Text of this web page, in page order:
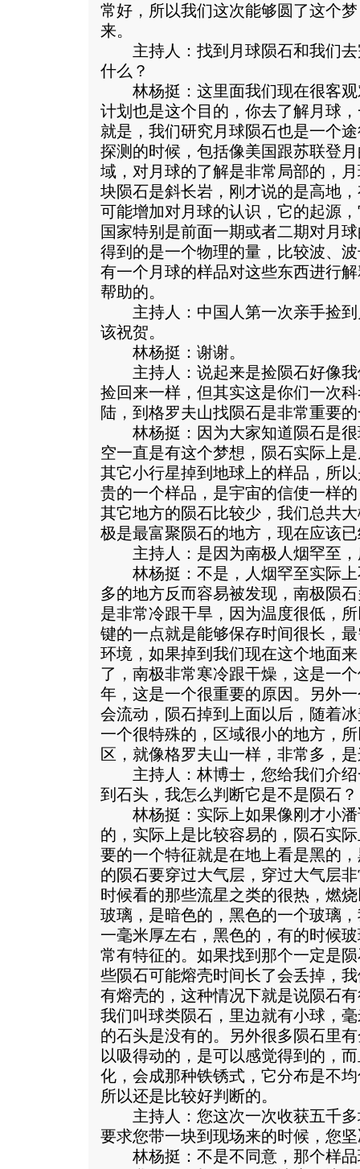
常好，所以我们这次能够圆了这个
来。
主持人：找到月球陨石和我们去
什么？
林杨挺：这里面我们现在很客观
计划也是这个目的，你去了解月球
就是，我们研究月球陨石也是一个
探测的时候，包括像美国跟苏联登
域，对月球的了解是非常局部的，
块陨石是斜长岩，刚才说的是高地
可能增加对月球的认识，它的起源
国家特别是前面一期或者二期对月
得到的是一个物理的量，比较波、
有一个月球的样品对这些东西进行
帮助的。
主持人：中国人第一次亲手捡到
该祝贺。
林杨挺：谢谢。
主持人：说起来是捡陨石好像我
捡回来一样，但其实这是你们一次
陆，到格罗夫山找陨石是非常重要
林杨挺：因为大家知道陨石是很
空一直是有这个梦想，陨石实际上
其它小行星掉到地球上的样品，所
贵的一个样品，是宇宙的信使一样
其它地方的陨石比较少，我们总共
极是最富聚陨石的地方，现在应该
主持人：是因为南极人烟罕至，
林杨挺：不是，人烟罕至实际上
多的地方反而容易被发现，南极陨
是非常冷跟干旱，因为温度很低，
键的一点就是能够保存时间很长，
环境，如果掉到我们现在这个地面
了，南极非常寒冷跟干燥，这是一
年，这是一个很重要的原因。另外
会流动，陨石掉到上面以后，随着
一个很特殊的，区域很小的地方，
区，就像格罗夫山一样，非常多，
主持人：林博士，您给我们介绍
到石头，我怎么判断它是不是陨石？
林杨挺：实际上如果像刚才小潘
的，实际上是比较容易的，陨石实
要的一个特征就是在地上看是黑的
的陨石要穿过大气层，穿过大气层
时候看的那些流星之类的很热，燃
玻璃，是暗色的，黑色的一个玻璃
一毫米厚左右，黑色的，有的时候
常有特征的。如果找到那个一定是
些陨石可能熔壳时间长了会丢掉，
有熔壳的，这种情况下就是说陨石
我们叫球类陨石，里边就有小球，
的石头是没有的。另外很多陨石里
以吸得动的，是可以感觉得到的，
化，会成那种铁锈式，它分布是不
所以还是比较好判断的。
主持人：您这次一次收获五千多
要求您带一块到现场来的时候，您
林杨挺：不是不同意，那个样品